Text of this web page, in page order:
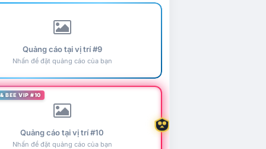
Quảng cáo tại vị trí #9
Nhấn để đặt quảng cáo của bạn
BEE VIP #10
Quảng cáo tại vị trí #10
Nhấn để đặt quảng cáo của bạn